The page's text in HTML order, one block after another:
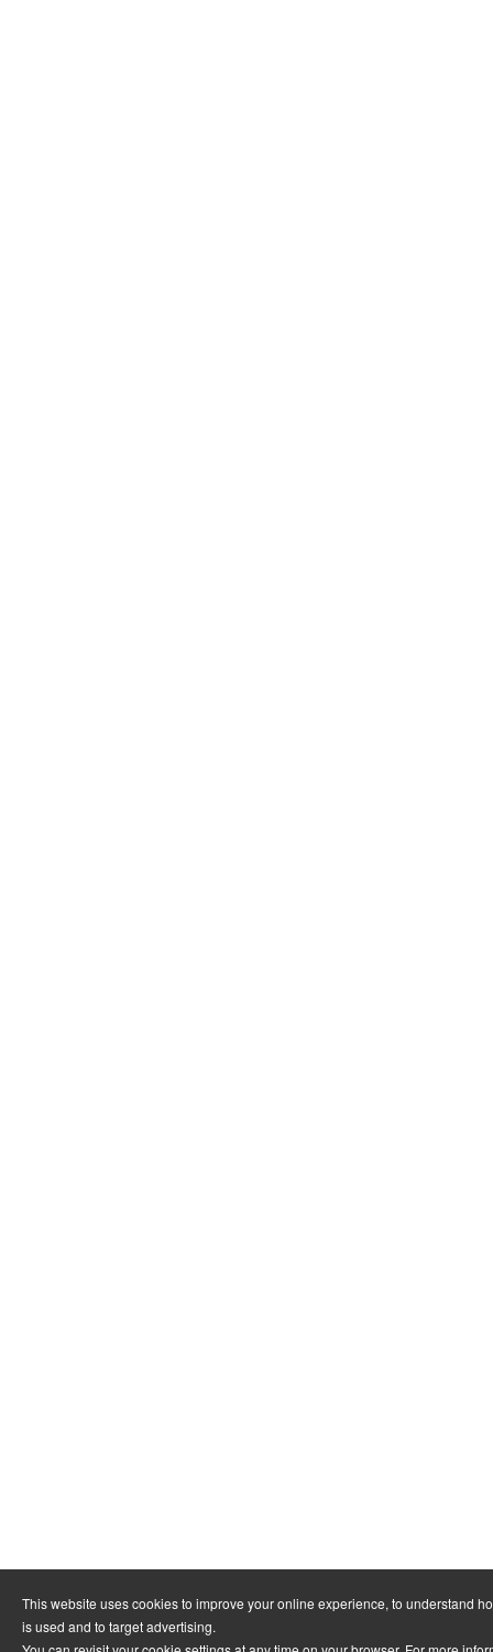
This website uses cookies to improve your online experience, to understand
is used and to target advertising.